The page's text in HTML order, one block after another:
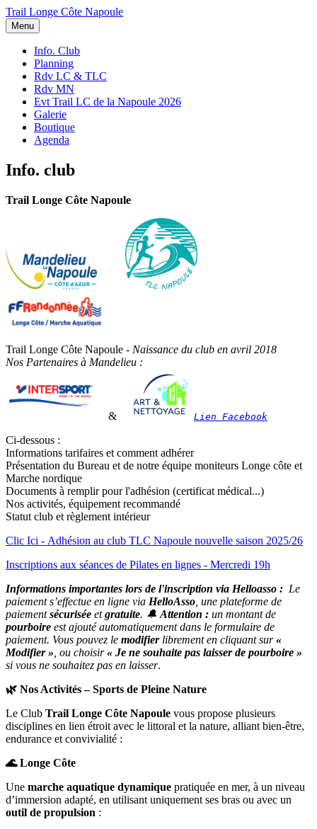
Trail Longe Côte Napoule
Menu
Info. Club
Planning
Rdv LC & TLC
Rdv MN
Evt Trail LC de la Napoule 2026
Galerie
Boutique
Agenda
Info. club
Trail Longe Côte Napoule
Trail Longe Côte Napoule - Naissance du club en avril 2018
Nos Partenaires à Mandelieu :
& Lien Facebook
Ci-dessous :
Informations tarifaires et comment adhérer
Présentation du Bureau et de notre équipe moniteurs Longe côte et
Marche nordique
Documents à remplir pour l'adhésion (certificat médical...)
Nos activités, équipement recommandé
Statut club et règlement intérieur
Clic Ici - Adhésion au club TLC Napoule nouvelle saison 2025/26
Inscriptions aux séances de Pilates en lignes - Mercredi 19h
Informations importantes lors de l'inscription via Helloasso : Le
paiement s’effectue en ligne via HelloAsso , une plateforme de
paiementsécurisée etgratuite. 🔔 Attention : un montant de
pourboire est ajouté automatiquement dans le formulaire de
paiement. Vous pouvez le modifierlibrement en cliquant sur«
Modifier » , ou choisir« Je ne souhaite pas laisser de pourboire »
si vous ne souhaitez pas en laisser.
🌿 Nos Activités – Sports de Pleine Nature
Le Club Trail Longe Côte Napoule vous propose plusieurs
disciplines en lien étroit avec le littoral et la nature, alliant bien-être,
endurance et convivialité :
🌊 Longe Côte
Une marche aquatique dynamique pratiquée en mer, à un niveau
d’immersion adapté, en utilisant uniquement ses bras ou avec un
outil de propulsion :